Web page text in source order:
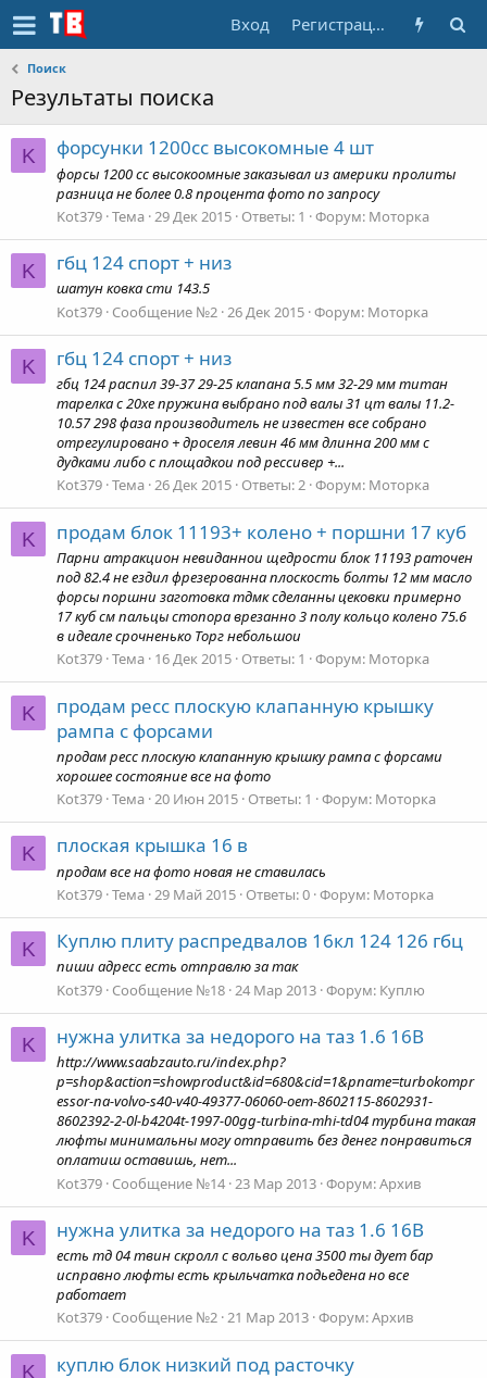
Вход Регистрация
Поиск
Результаты поиска
K форсунки 1200сс высокомные 4 шт
форсы 1200 сс высокоомные заказывал из америки пролиты
разница не более 0.8 процента фото по запросу
Kot379 Тема 29 Дек 2015 Ответы: 1 Форум: Моторка
K гбц 124 спорт + низ
шатун ковка сти 143.5
Kot379 Сообщение №2 26 Дек 2015 Форум: Моторка
K гбц 124 спорт + низ
гбц 124 распил 39-37 29-25 клапана 5.5 мм 32-29 мм титан
тарелка с 20хе пружина выбрано под валы 31 цт валы 11.2-
10.57 298 фаза производитель не известен все собрано
отрегулировано + дроселя левин 46 мм длинна 200 мм с
дудками либо с площадкои под рессивер +...
Kot379 Тема 26 Дек 2015 Ответы: 2 Форум: Моторка
K продам блок 11193+ колено + поршни 17 куб
Парни атракцион невиданнои щедрости блок 11193 раточен
под 82.4 не ездил фрезерованна плоскость болты 12 мм масло
форсы поршни заготовка тдмк сделанны цековки примерно
17 куб см пальцы стопора врезанно 3 полу кольцо колено 75.6
в идеале срочненько Торг небольшои
Kot379 Тема 16 Дек 2015 Ответы: 1 Форум: Моторка
K
продам ресс плоскую клапанную крышку
рампа с форсами
продам ресс плоскую клапанную крышку рампа с форсами
хорошее состояние все на фото
Kot379 Тема 20 Июн 2015 Ответы: 1 Форум: Моторка
K плоская крышка 16 в
продам все на фото новая не ставилась
Kot379 Тема 29 Май 2015 Ответы: 0 Форум: Моторка
K Куплю плиту распредвалов 16кл 124 126 гбц
пиши адресс есть отправлю за так
Kot379 Сообщение №18 24 Мар 2013 Форум: Куплю
K нужна улитка за недорого на таз 1.6 16В
http://www.saabzauto.ru/index.php?
p=shop&action=showproduct&id=680&cid=1&pname=turbokompr
essor-na-volvo-s40-v40-49377-06060-oem-8602115-8602931-
8602392-2-0l-b4204t-1997-00gg-turbina-mhi-td04 турбина такая
люфты минимальны могу отправить без денег понравиться
оплатиш оставишь, нет...
Kot379 Сообщение №14 23 Мар 2013 Форум:Архив
K нужна улитка за недорого на таз 1.6 16В
есть тд 04 твин скролл с вольво цена 3500 ты дует бар
исправно люфты есть крыльчатка подьедена но все
работает
Kot379 Сообщение №2 21 Мар 2013 Форум:Архив
K куплю блок низкий под расточку